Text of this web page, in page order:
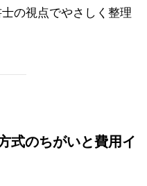
の視点でやさしく整理
式のちがいと費用イ